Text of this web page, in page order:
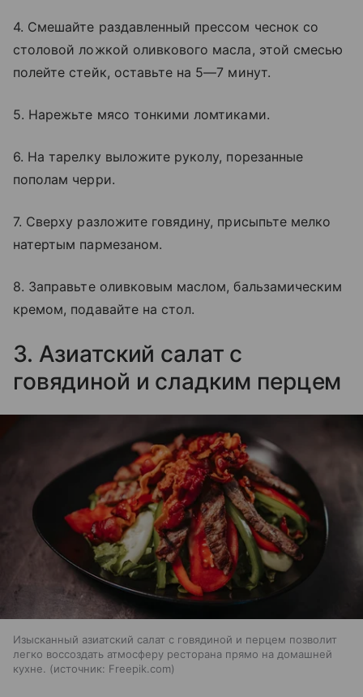
4. Смешайте раздавленный прессом чеснок со
столовой ложкой оливкового масла, этой смесью
полейте стейк, оставьте на 5—7 минут.
5. Нарежьте мясо тонкими ломтиками.
6. На тарелку выложите руколу, порезанные
пополам черри.
7. Сверху разложите говядину, присыпьте мелко
натертым пармезаном.
8. Заправьте оливковым маслом, бальзамическим
кремом, подавайте на стол.
3. Азиатский салат с
говядиной и сладким перцем
Изысканный азиатский салат с говядиной и перцем позволит
легко воссоздать атмосферу ресторана прямо на домашней
кухне.
источник: Freepik.com